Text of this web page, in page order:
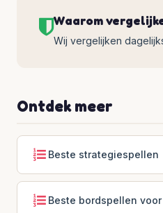
Waarom
Wij vergelijken
Ontdek meer
Beste strategiespellen
Beste bordspellen